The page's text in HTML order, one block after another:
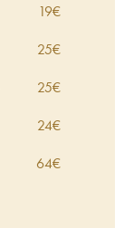
19€
25€
25€
24€
64€